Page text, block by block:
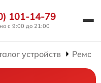
101-14-79
с 9:00 до 21:00
устройств